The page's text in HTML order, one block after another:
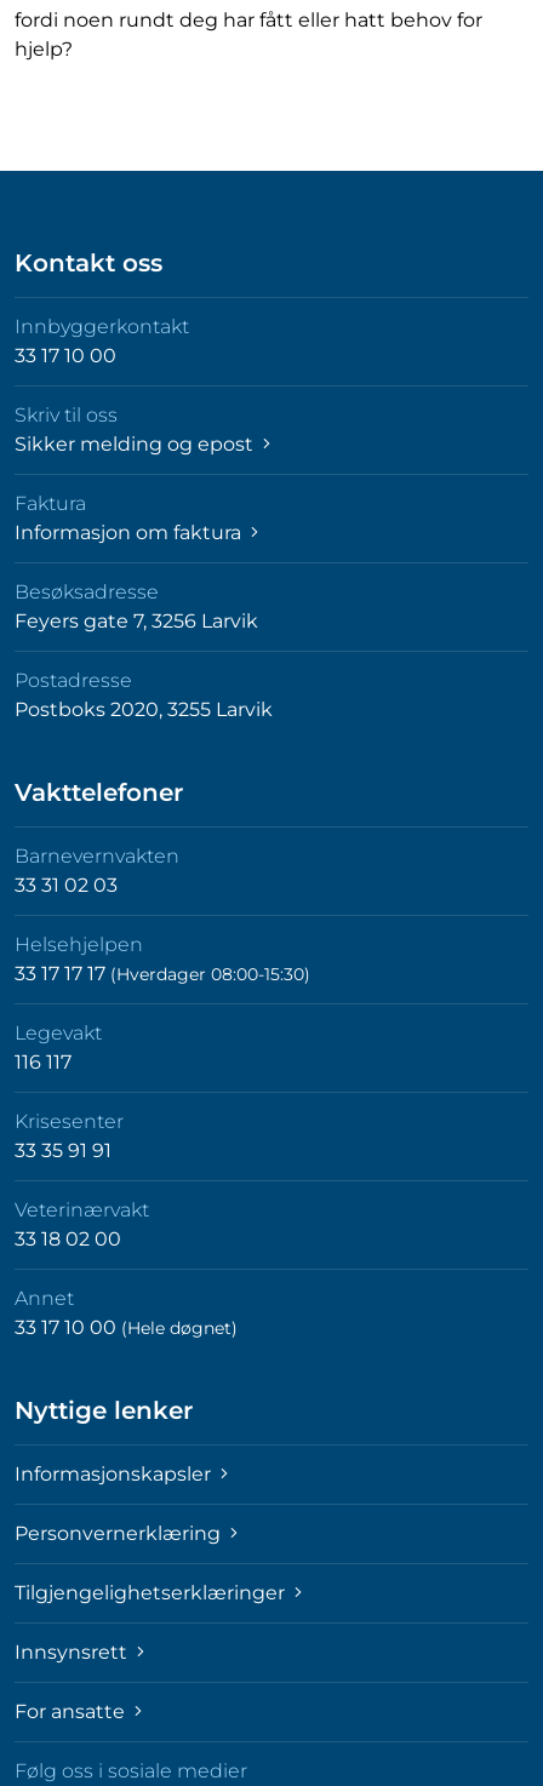
fordi noen rundt deg har fått eller hatt behov for
hjelp?
Kontakt oss
Innbyggerkontakt
33 17 10 00
Skriv til oss
Sikker melding og epost
Faktura
Informasjon om faktura
Besøksadresse
Feyers gate 7, 3256 Larvik
Postadresse
Postboks 2020, 3255 Larvik
Vakttelefoner
Barnevernvakten
33 31 02 03
Helsehjelpen
33 17 17 17 (Hverdager 08:00-15:30)
Legevakt
116 117
Krisesenter
33 35 91 91
Veterinærvakt
33 18 02 00
Annet
33 17 10 00 (Hele døgnet)
Nyttige lenker
Informasjonskapsler
Personvernerklæring
Tilgjengelighetserklæringer
Innsynsrett
For ansatte
Følg oss i sosiale medier